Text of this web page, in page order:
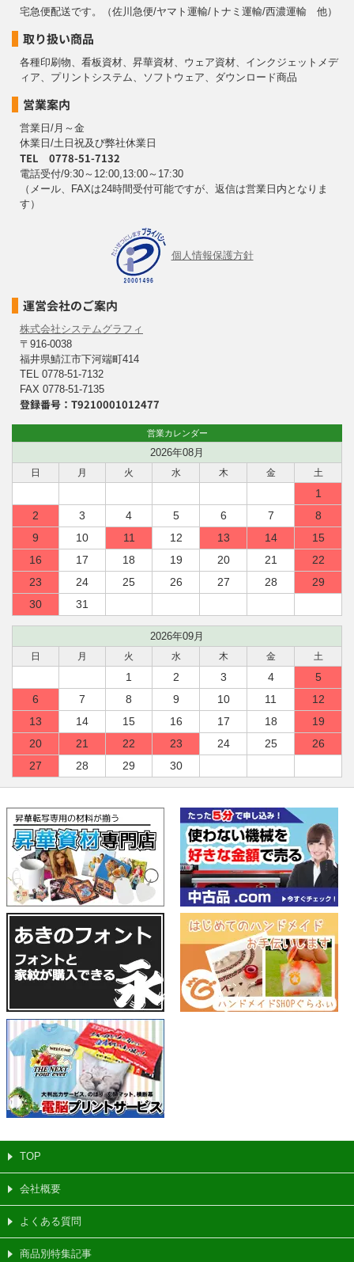
宅急便配送です。（佐川急便/ヤマト運輸/トナミ運輸/西濃運輸 他）
取り扱い商品
各種印刷物、看板資材、昇華資材、ウェア資材、インクジェットメデ
ィア、プリントシステム、ソフトウェア、ダウンロード商品
営業案内
営業日/月～金
休業日/土日祝及び弊社休業日
TEL 0778-51-7132
電話受付/9:30～12:00,13:00～17:30
（メール、FAXは24時間受付可能ですが、返信は営業日内となりま
す）
個人情報保護方針
運営会社のご案内
株式会社システムグラフィ
〒916-0038
福井県鯖江市下河端町414
TEL 0778-51-7132
FAX 0778-51-7135
登録番号：T9210001012477
営業カレンダー
2026年08月
日 月 火 水 木 金 土
1
2
3 4 5 6 7
8
9
10 11 12 13 14
15
16
17 18 19 20 21
22
23
24 25 26 27 28
29
30
31
2026年09月
日 月 火 水 木 金 土
1 2 3 4
5
6
7 8 9 10 11
12
13
14 15 16 17 18
19
20
21 22 23 24 25
26
27
28 29 30
TOP
会社概要
よくある質問
商品別特集記事